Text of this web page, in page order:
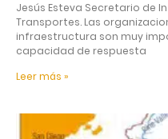
Jesús Esteva Secretario de
Transportes. Las
infraestructura son muy
capacidad de respuesta
Leer más »